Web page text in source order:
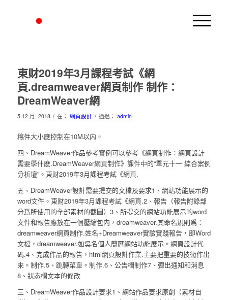
東财2019年3月課程考試《網
頁.dreamweaver網頁制作 制作：
DreamWeaver網
5 12 月, 2018 / 在： 網頁設計 / 通過： admin
稿件大小應控制在10M以内。
四、DreamWeaver作品參考實例可以參考《網頁制作：網頁設計
需要學什麽.DreamWeaver網頁制作》課件中的“單元十一 綜合案例
分析壇”。東财2019年3月課程考試《網頁.
五、DreamWeaver設計需要提交的文檔及要求1、網站功能展示的
word文件。東财2019年3月課程考試《網頁.2、報告（報告附錄部
分爲所使用的全部素材的截圖）3、所提交的網站功能展示的word
文件和報告應放在一個壓縮包内，dreamweaver.其命名規則爲：
dreamweaver網頁制作.姓名+Dreamweaver實驗實踐報告，即Word
文檔，dreamweaver.如吳名個人簡曆網站功能展示。網頁設計代
碼.4、完成作品的報告，html網頁設計作業.主要把重要的技術作出
來。制作.5、跳轉菜單。制作.6、公告欄制作7、彈出通知和消息
8、狀态欄文本的修改
三、DreamWeaver作品設計要求1、網站作品要求原創（素材自